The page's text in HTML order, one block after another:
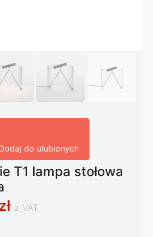
do ulubionych
T1 lampa stołowa
z_VAT